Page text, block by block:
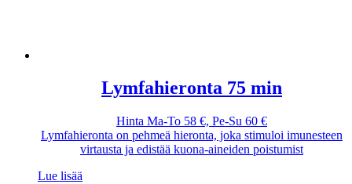
Lymfahieronta 75 min
Hinta Ma-To 58 €, Pe-Su 60 €
Lymfahieronta on pehmeä hieronta, joka stimuloi imunesteen
virtausta ja edistää kuona-aineiden poistumist
Lue lisää